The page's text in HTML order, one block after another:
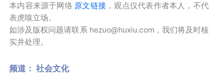
本内容来源于网络 原文链接 ，观点仅代表作者本人，不代
表虎嗅立场。
如涉及版权问题请联系 hezuo@huxiu.com，我们将及时核
实并处理。
频道： 社会文化